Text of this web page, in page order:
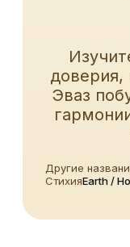
доверия,
Эваз
Другие
СтихияEarth /